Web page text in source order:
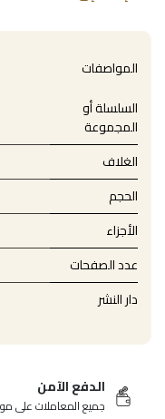
المواصفات
السلسلة أو
المجموعة
الغلاف
الحجم
الأجزاء
عدد الصفحات
دار النشر
الدفع الآمن
جميع المعاملات على